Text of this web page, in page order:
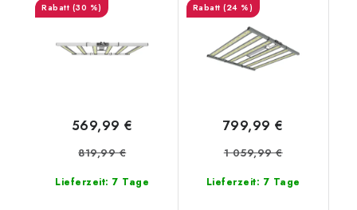
(30 %)
Lieferzeit: 7 Tage
569,99 €
819,99 €
(24 %)
Lieferzeit: 7 Tage
799,99 €
1 059,99 €